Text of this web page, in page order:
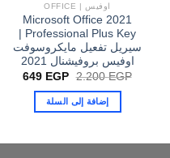
اوفيس | OFFICE
Microsoft Office 2021
سيريل تفعيل مايكروسوفت
اوفيس بروفيشنال 2021
2.200EGP
السعر
هو:
2.200 EGP.
649 EGP
السعر
إضافة إلى السلة